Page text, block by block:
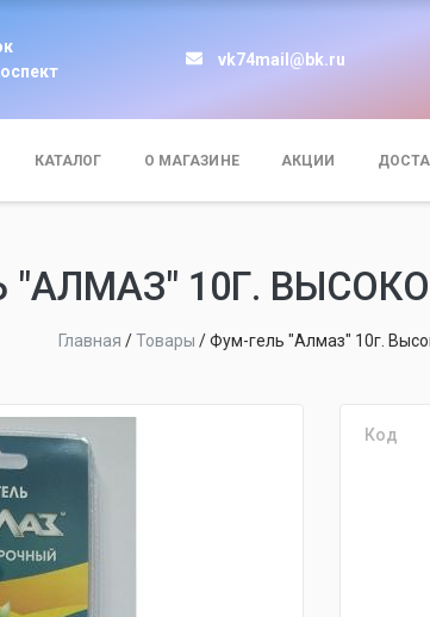
vk74mail@bk.ru
КАТАЛОГ О МАГАЗИНЕ АКЦИИ
"АЛМАЗ" 10Г.
Главная /Товары /Фум-гель "Алмаз" 10г.
Код